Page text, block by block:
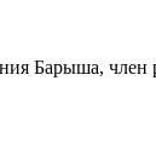
Барыша,